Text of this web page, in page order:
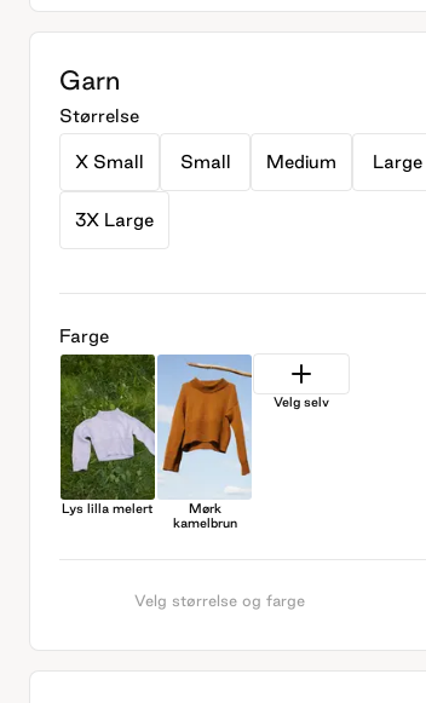
Garn
Størrelse
X Small Small Medium Large
3X Large
Farge
Lys lilla melert
Mørk
kamelbrun
Velg selv
Velg størrelse og farge